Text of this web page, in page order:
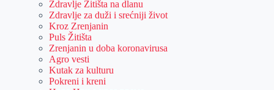
Zdravlje Žitišta na dlanu
Zdravlje za duži i srećniji život
Kroz Zrenjanin
Puls Žitišta
Zrenjanin u doba koronavirusa
Agro vesti
Kutak za kulturu
Pokreni i kreni